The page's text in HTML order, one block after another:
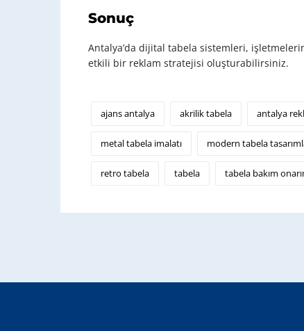
Sonuç
Antalya’da dijital tabela sistemleri,
etkili bir reklam stratejisi oluşturabilirsiniz.
ajans antalya akrilik tabela antalya
metal tabela imalatı modern tabela
retro tabela tabela tabela bakım